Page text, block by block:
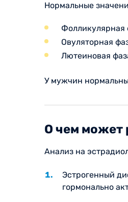
Нормальные
Фолликулярная
Овуляторная
Лютеиновая
У мужчин
О чем может
Анализ на
Эстрогенный
гормонально